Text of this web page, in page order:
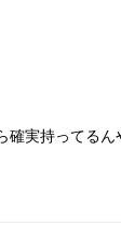
確実持ってるん